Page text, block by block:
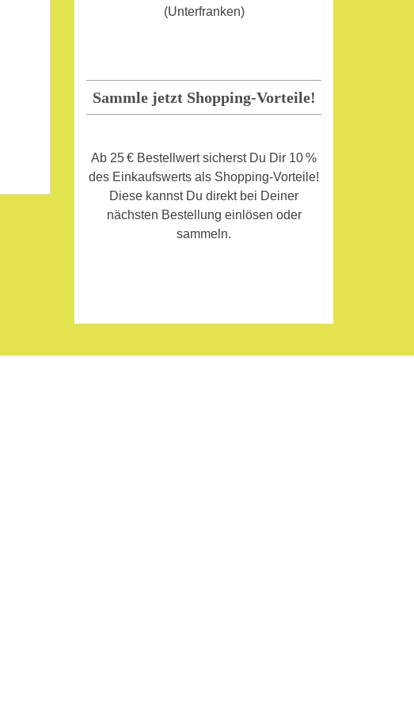
(Unterfranken)
Sammle jetzt Shopping-Vorteile!
Ab 25 € Bestellwert sicherst Du Dir 10 %
des Einkaufswerts als Shopping-Vorteile!
Diese kannst Du direkt bei Deiner
nächsten Bestellung einlösen oder
sammeln.